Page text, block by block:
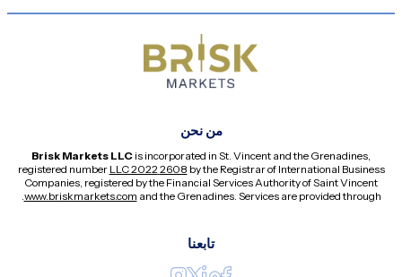
من نحن
Brisk Markets LLC is incorporated in St. Vincent and the Grenadines,
registered number
2608 LLC 2022 by the Registrar of International Business
Companies, registered by the Financial Services Authority of Saint Vincent
and the Grenadines. Services are provided through
www.briskmarkets.com
تابعنا